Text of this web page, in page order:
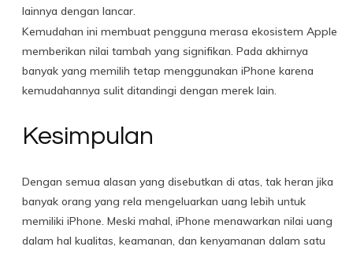
lainnya dengan lancar.
Kemudahan ini membuat pengguna merasa ekosistem Apple
memberikan nilai tambah yang signifikan. Pada akhirnya
banyak yang memilih tetap menggunakan iPhone karena
kemudahannya sulit ditandingi dengan merek lain.
Kesimpulan
Dengan semua alasan yang disebutkan di atas, tak heran jika
banyak orang yang rela mengeluarkan uang lebih untuk
memiliki iPhone. Meski mahal, iPhone menawarkan nilai uang
dalam hal kualitas, keamanan, dan kenyamanan dalam satu